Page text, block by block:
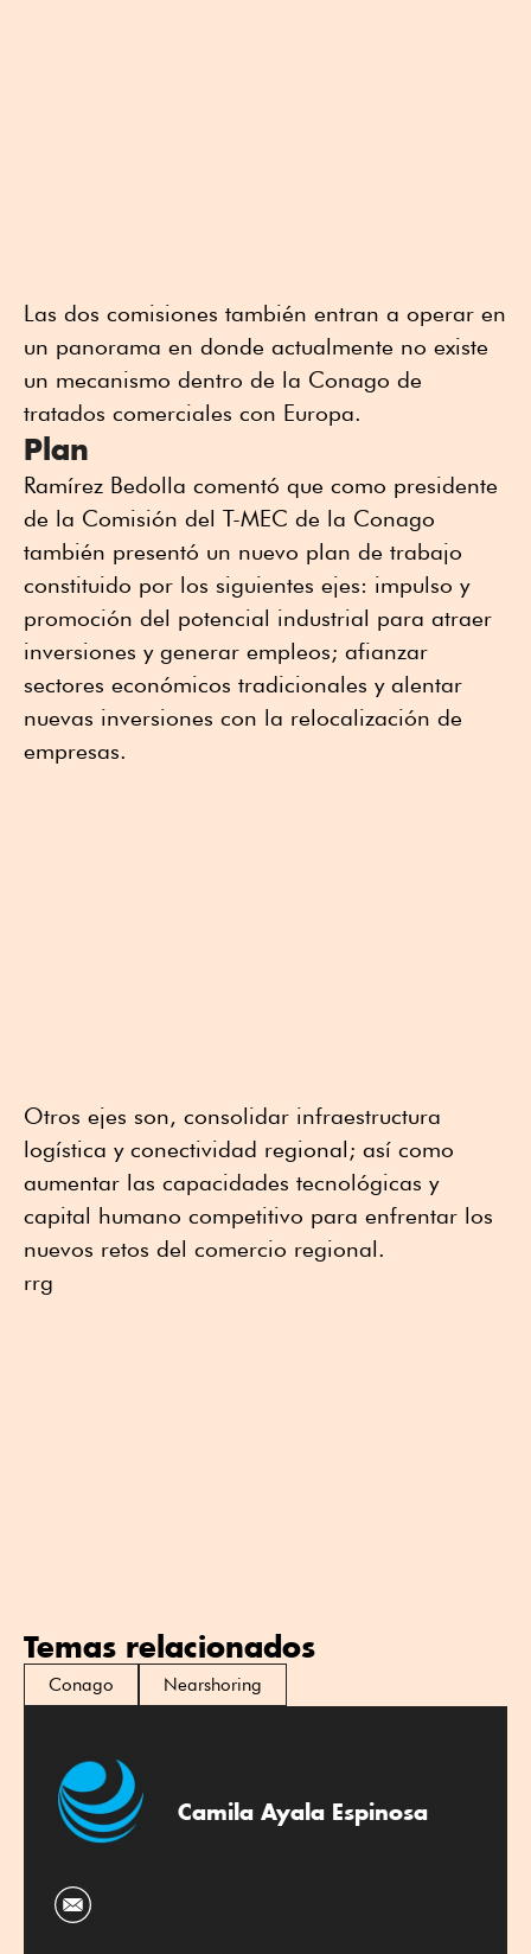
Las dos comisiones también entran a operar en
un panorama en donde actualmente no existe
un mecanismo dentro de la Conago de
tratados comerciales con Europa.
Plan
Ramírez Bedolla comentó que como presidente
de la Comisión del T-MEC de la Conago
también presentó un nuevo plan de trabajo
constituido por los siguientes ejes: impulso y
promoción del potencial industrial para atraer
inversiones y generar empleos; afianzar
sectores económicos tradicionales y alentar
nuevas inversiones con la relocalización de
empresas.
Otros ejes son, consolidar infraestructura
logística y conectividad regional; así como
aumentar las capacidades tecnológicas y
capital humano competitivo para enfrentar los
nuevos retos del comercio regional.
rrg
Temas relacionados
Conago Nearshoring
Camila Ayala Espinosa